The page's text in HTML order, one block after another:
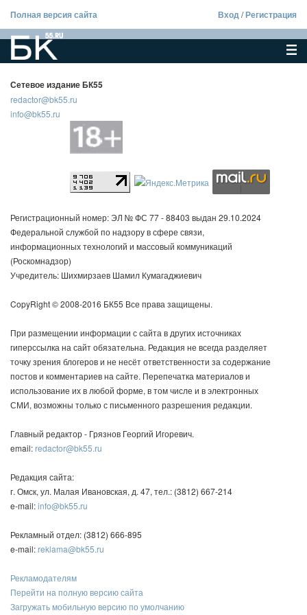
Полная версия сайта Вход/Регистрация
Сетевое издание БК55
redactor@bk55.ru
info@bk55.ru
Регистрационный номер: ЭЛ № ФС 77 - 88403 выдан 29.10.2024
Федеральной службой по надзору в сфере связи,
информационных технологий и массовый коммуникаций
(Роскомнадзор)
Учредитель: Шихмирзаев Шамил Кумагаджиевич
CopyRight © 2008-2016 БК55 Все права защищены.
При размещении информации с сайта в других источниках
гиперссылка на сайт обязательна. Редакция не всегда разделяет
точку зрения блогеров и не несёт ответственности за содержание
постов и комментариев на сайте. Перепечатка материалов и
использование их в любой форме, в том числе и в электронных
СМИ, возможны только с письменного разрешения редакции.
Главный редактор - Грязнов Георгий Игоревич.
email:redactor@bk55.ru
Редакция сайта:
г. Омск, ул. Малая Ивановская, д. 47, тел.: (3812) 667-214
e-mail:info@bk55.ru
Рекламный отдел: (3812) 666-895
e-mail:reklama@bk55.ru
Рекламодателям
Перейти на полную версию сайта
Загружать мобильную версию по умолчанию